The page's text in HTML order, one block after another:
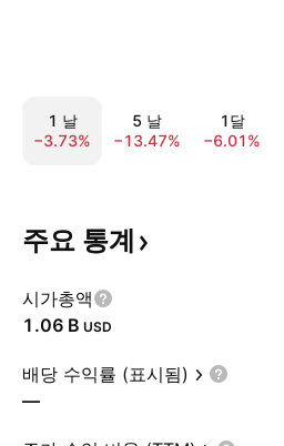
1 날
−3.73%
5 날
−13.47%
1달
−6.01%
주요 통계
시가총액
‪1.06 B‬ USD
배당 수익률 (표시됨)
—